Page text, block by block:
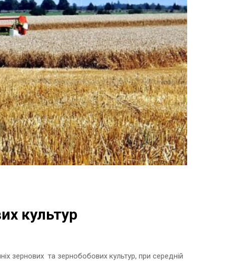
культур
зернових та зернобобових культур, при середній